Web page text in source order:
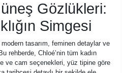
Gözlükleri:
Simgesi
modern tasarım, feminen detaylar ve
rehberde, Chloé’nin tüm kadın
ve cam seçenekleri, yüz tipine göre